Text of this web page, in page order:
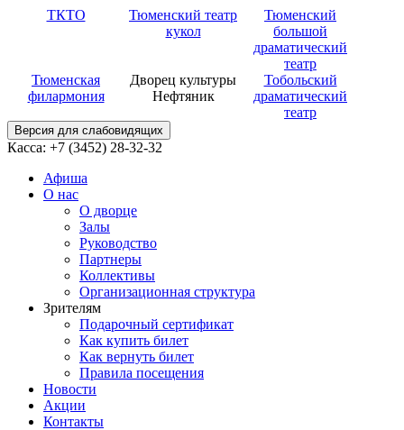
ТКТО
Тюменский театр
кукол
Тюменский
большой
драматический
театр
Тюменская
филармония
Дворец культуры
Нефтяник
Тобольский
драматический
театр
Версия для слабовидящих
Касса: +7 (3452) 28-32-32
Афиша
О нас
О дворце
Залы
Руководство
Партнеры
Коллективы
Организационная структура
Зрителям
Подарочный сертификат
Как купить билет
Как вернуть билет
Правила посещения
Новости
Акции
Контакты